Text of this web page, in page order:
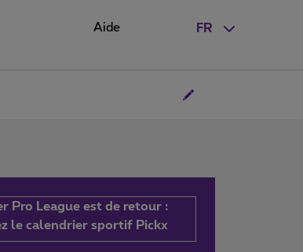
FR
Aide
Pro League est de retour :
le calendrier sportif Pickx